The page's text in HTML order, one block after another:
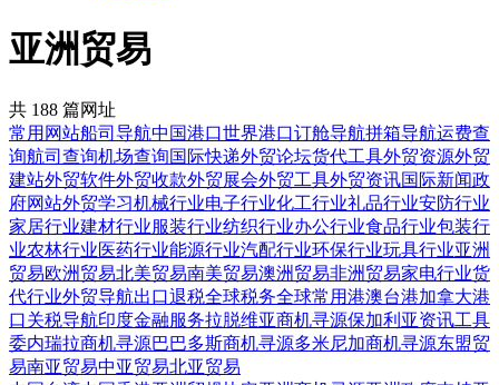
亚洲贸易
共 188 篇网址
常用网站船司导航中国港口世界港口订舱导航拼箱导航运费查
询航司查询机场查询国际快递外贸论坛货代工具外贸资源外贸
建站外贸软件外贸收款外贸展会外贸工具外贸资讯国际新闻政
府网站外贸学习机械行业电子行业化工行业礼品行业安防行业
家居行业建材行业服装行业纺织行业办公行业食品行业包装行
业农林行业医药行业能源行业汽配行业环保行业玩具行业亚洲
贸易欧洲贸易北美贸易南美贸易澳洲贸易非洲贸易家电行业货
代行业外贸导航出口退税全球税务全球常用港澳台港加拿大港
口关税导航印度金融服务拉脱维亚商机寻源保加利亚资讯工具
委内瑞拉商机寻源巴巴多斯商机寻源多米尼加商机寻源东盟贸
易南亚贸易中亚贸易北亚贸易